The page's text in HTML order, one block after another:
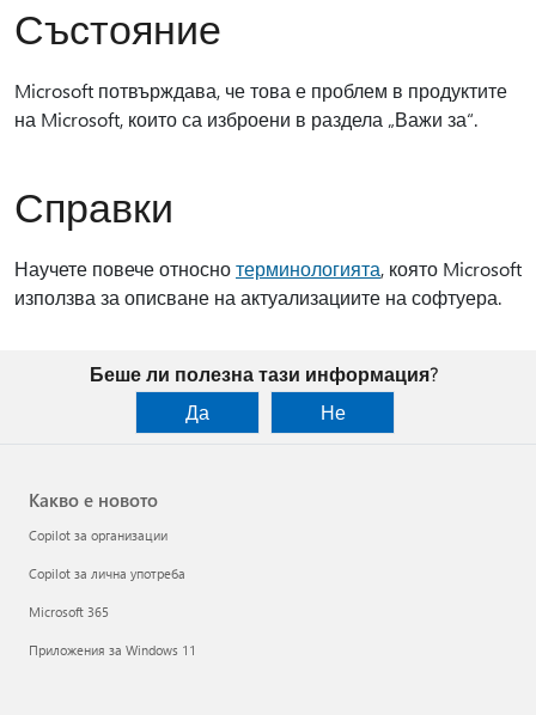
Състояние
Microsoft потвърждава, че това е проблем в продуктите
на Microsoft, които са изброени в раздела „Важи за“.
Справки
Научете повече относнотерминологията, която Microsoft
използва за описване на актуализациите на софтуера.
Беше ли полезна тази информация?
Да
Не
Какво е новото
Copilot за организации
Copilot за лична употреба
Microsoft 365
Приложения за Windows 11